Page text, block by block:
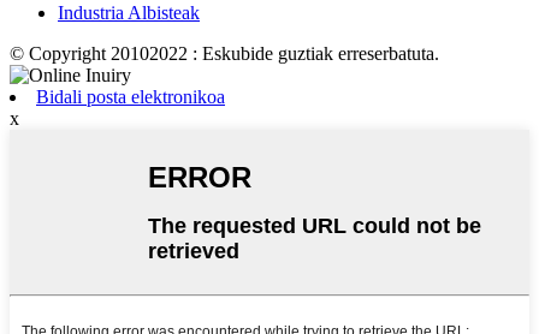
Industria Albisteak
© Copyright 20102022 : Eskubide guztiak erreserbatuta.
Bidali posta elektronikoa
x